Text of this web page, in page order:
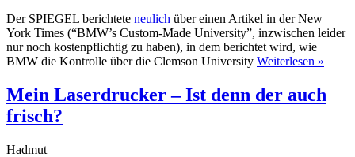
Der SPIEGEL berichtete neulich über einen Artikel in der New
York Times (“BMW’s Custom-Made University”, inzwischen leider
nur noch kostenpflichtig zu haben), in dem berichtet wird, wie
BMW die Kontrolle über die Clemson University Weiterlesen »
Mein Laserdrucker – Ist denn der auch
frisch?
Hadmut